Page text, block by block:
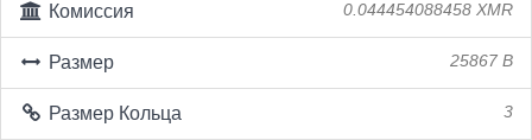
Комиссия 0.044454088458 XMR
Размер 25867 B
Размер Кольца 3